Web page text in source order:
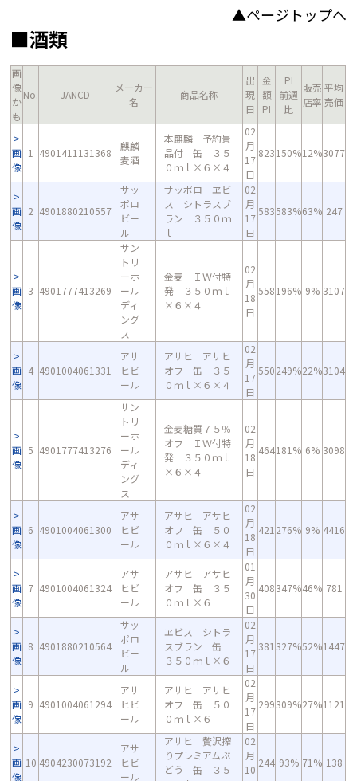
▲ページトップへ
■酒類
画
像
か
も
No. JANCD
メーカー
名
商品名称
出
現
日
金
額
PI
PI
前週
比
販売
店率
平均
売価
画
像
1 4901411131368
麒麟
麦酒
本麒麟 予約景
品付 缶 ３５
０ｍｌ×６×４
02
月
17
日
823150%12%3077
画
像
2 4901880210557
サッ
ポロ
ビー
ル
サッポロ ヱビ
ス シトラスブ
ラン ３５０ｍ
ｌ
02
月
17
日
583583%63% 247
画
像
3 4901777413269
サン
トリ
ーホ
ール
ディ
ング
ス
金麦 ＩＷ付特
発 ３５０ｍｌ
×６×４
02
月
18
日
558196% 9% 3107
画
像
4 4901004061331
アサ
ヒビ
ール
アサヒ アサヒ
オフ 缶 ３５
０ｍｌ×６×４
02
月
17
日
550249%22%3104
画
像
5 4901777413276
サン
トリ
ーホ
ール
ディ
ング
ス
金麦糖質７５％
オフ ＩＷ付特
発 ３５０ｍｌ
×６×４
02
月
18
日
464181% 6% 3098
画
像
6 4901004061300
アサ
ヒビ
ール
アサヒ アサヒ
オフ 缶 ５０
０ｍｌ×６×４
02
月
18
日
421 276% 9% 4416
画
像
7 4901004061324
アサ
ヒビ
ール
アサヒ アサヒ
オフ 缶 ３５
０ｍｌ×６
01
月
30
日
408347%46% 781
画
像
8 4901880210564
サッ
ポロ
ビー
ル
ヱビス シトラ
スブラン 缶
３５０ｍｌ×６
02
月
17
日
381 327%52%1447
画
像
9 4901004061294
アサ
ヒビ
ール
アサヒ アサヒ
オフ 缶 ５０
０ｍｌ×６
02
月
17
日
299309%27%1121
画
像
10 4904230073192
アサ
ヒビ
ール
アサヒ 贅沢搾
りプレミアムぶ
どう 缶 ３５
02
月
10
244 93% 71% 138